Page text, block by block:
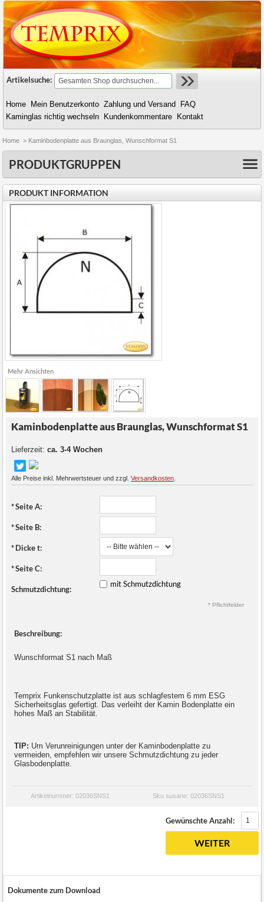
Artikelsuche:
Home Mein Benutzerkonto Zahlung und Versand
FAQ
Kaminglas richtig wechseln
Kundenkommentare Kontakt
Home > Kaminbodenplatte aus Braunglas, Wunschformat S1
PRODUKTGRUPPEN
PRODUKT INFORMATION
Mehr Ansichten
Kaminbodenplatte aus Braunglas, Wunschformat S1
Lieferzeit: ca. 3-4 Wochen
Alle Preise inkl. Mehrwertsteuer und zzgl. Versandkosten
*Seite A:
*Seite B:
*Dicke t:
*Seite C:
Schmutzdichtung:
mit Schmutzdichtung
* Pflichtfelder
Beschreibung:
Wunschformat S1 nach Maß
Temprix Funkenschutzplatte ist aus schlagfestem 6 mm ESG
Sicherheitsglas gefertigt. Das verleiht der Kamin Bodenplatte ein
hohes Maß an Stabilität.
TIP: Um Verunreinigungen unter der Kaminbodenplatte zu
vermeiden, empfehlen wir unsere Schmutzdichtung zu jeder
Glasbodenplatte.
Artikelnummer: 02036SNS1 Sku susane: 02036SNS1
Gewünschte Anzahl:
WEITER
Dokumente zum Download